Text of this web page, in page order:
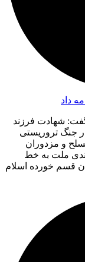
داد